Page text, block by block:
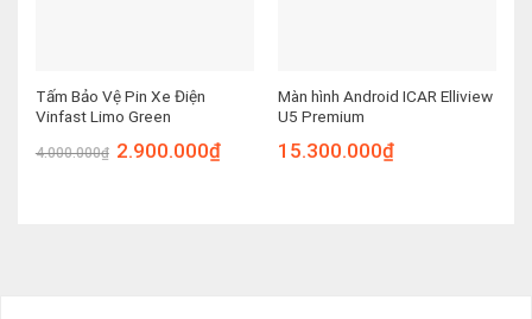
Tấm Bảo Vệ Pin Xe Điện
Vinfast Limo Green
4.000.000₫ 2.900.000₫
Màn hình Android ICAR Elliview
U5 Premium
15.300.000₫